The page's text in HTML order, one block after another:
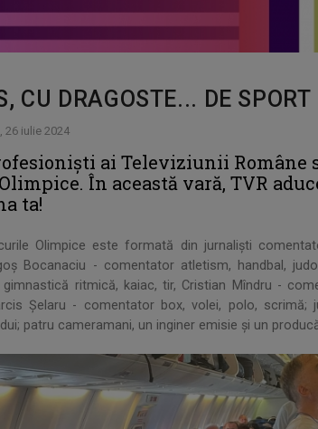
CU DRAGOSTE... DE SPORT
26 iulie 2024
ai Televiziunii Române
În această vară, TVR
ta!
Olimpice este formată din jurnalişti
Bocanaciu - comentator atletism, handbal,
ritmică, kaiac, tir, Cristian Mîndru -
Șelaru - comentator box, volei, polo, scrimă;
patru cameramani, un inginer emisie şi un